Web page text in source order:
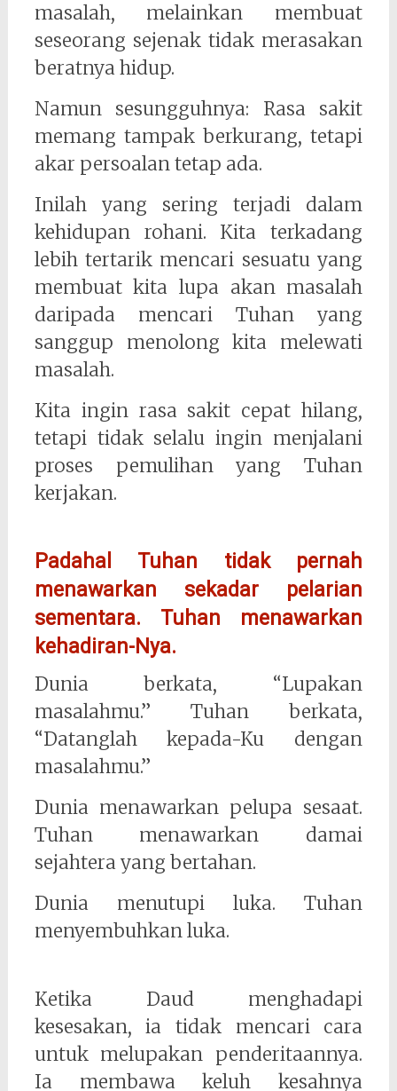
masalah, melainkan membuat
seseorang sejenak tidak merasakan
beratnya hidup.
Namun sesungguhnya: Rasa sakit
memang tampak berkurang, tetapi
akar persoalan tetap ada.
Inilah yang sering terjadi dalam
kehidupan rohani. Kita terkadang
lebih tertarik mencari sesuatu yang
membuat kita lupa akan masalah
daripada mencari Tuhan yang
sanggup menolong kita melewati
masalah.
Kita ingin rasa sakit cepat hilang,
tetapi tidak selalu ingin menjalani
proses pemulihan yang Tuhan
kerjakan.
Padahal Tuhan tidak pernah
menawarkan sekadar pelarian
sementara. Tuhan menawarkan
kehadiran-Nya.
Dunia berkata, “Lupakan
masalahmu.” Tuhan berkata,
“Datanglah kepada-Ku dengan
masalahmu.”
Dunia menawarkan pelupa sesaat.
Tuhan menawarkan damai
sejahtera yang bertahan.
Dunia menutupi luka. Tuhan
menyembuhkan luka.
Ketika Daud menghadapi
kesesakan, ia tidak mencari cara
untuk melupakan penderitaannya.
Ia membawa keluh kesahnya